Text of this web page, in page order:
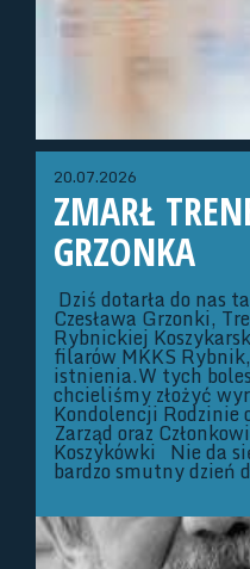
20.07.2026
ZMARŁ
GRZONKA
Dziś dotarła do nas
Czesława Grzonki,
Rybnickiej
filarów MKKS
istnienia.W tych
chcieliśmy złożyć
Kondolencji Rodzinie
Zarząd oraz
Koszykówki Nie da
bardzo smutny dzień